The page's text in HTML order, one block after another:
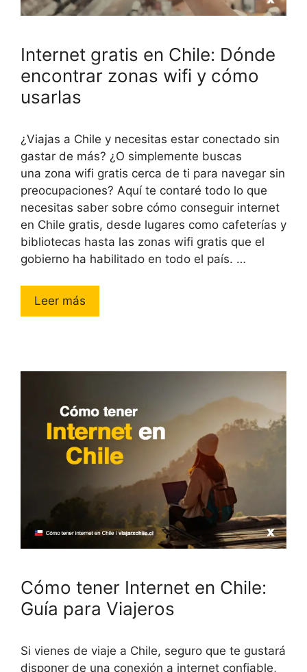
Internet gratis en Chile: Dónde
encontrar zonas wifi y cómo
usarlas
¿Viajas a Chile y necesitas estar conectado sin
gastar de más? ¿O simplemente buscas
una zona wifi gratis cerca de ti para navegar sin
preocupaciones? Aquí te contaré todo lo que
necesitas saber sobre cómo conseguir internet
en Chile gratis, desde lugares como cafeterías y
bibliotecas hasta las zonas wifi gratis que el
gobierno ha habilitado en todo el país. …
Leer más
Cómo tener Internet en Chile:
Guía para Viajeros
Si vienes de viaje a Chile, seguro que te gustará
disponer de una conexión a internet confiable,